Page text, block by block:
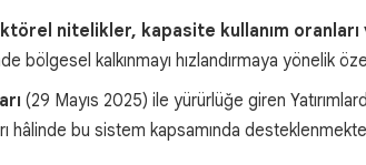
nitelikler, kapasite kullanım
bölgesel kalkınmayı hızlandırmaya yönelik
(29 Mayıs 2025) ile yürürlüğe giren
hâlinde bu sistem kapsamında